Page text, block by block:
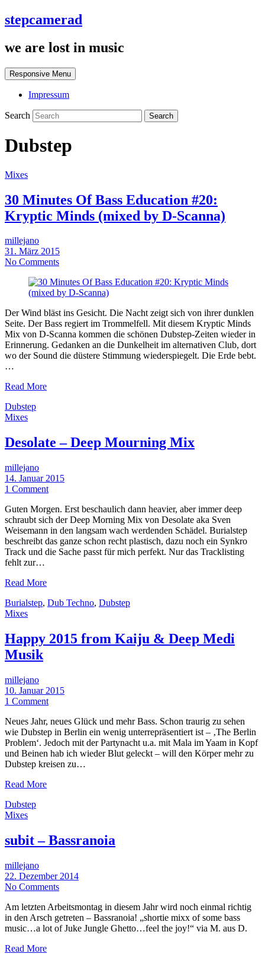
stepcamerad
we are lost in music
Responsive Menu
Impressum
Search
Dubstep
Mixes
30 Minutes Of Bass Education #20:
Kryptic Minds (mixed by D-Scanna)
millejano
31. März 2015
No Comments
Der Wind bläst ins Gesicht. Die Nacht zeigt sich von ihrer dunklen
Seite. Der Bass regiert im Trommelfell. Mit diesem Kryptic Minds
Mix von D-Scanna kommen die schönen Dubstep-Zeiten wieder in
Erinnerung. Gedanken an die Dunkelheit im alternativen Club, dort
wo der Sound die düstere Stimmung wiederspiegelt. Die Erde bebt.
…
Read More
Dubstep
Mixes
Desolate – Deep Mourning Mix
millejano
14. Januar 2015
1 Comment
Guten Morgen. Erst beschaulich dann heavier, aber immer deep
schraubt sich der Deep Morning Mix von Desolate aka Sven
Weisemann in den langsam wach werdenden Schädel. Burialstep
beschreibt das ganze schon recht plastisch, dazu noch ein Synkro
Track und die Sache passt für mich perfekt. Nur das Tracklisting
fehlt zur…
Read More
Burialstep, Dub Techno, Dubstep
Mixes
Happy 2015 from Kaiju & Deep Medi
Musik
millejano
10. Januar 2015
1 Comment
Neues Jahr, neues Glück und mehr Bass. Schon traurig zu sehen
wie Dubstep in Berlin ein wenig unterrepräsentiert ist – ‚The Berlin
Problem‘. Jedoch mit der Partynacht u.a. mit Mala im Yaam in Kopf
und Beinen hab ich wieder Blut geleckt – will den Körper mehr zu
Dubstep kreisen zu…
Read More
Dubstep
Mixes
subit – Bassranoia
millejano
22. Dezember 2014
No Comments
Am letzten Arbeitsmontag in diesem Jahr wird noch einmal richtig
in den Arsch getreten – Bassranoia! „shortie mixx of some bass
music…a lot of Juke Jungle Ghetto…feel the joy!“ via M. aus D.
Read More